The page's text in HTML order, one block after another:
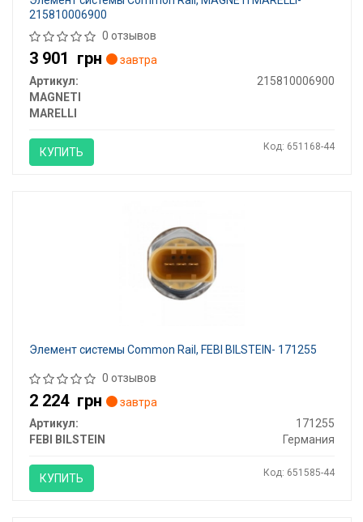
215810006900
0 отзывов
3 901 грн
завтра
Артикул:
215810006900
MAGNETI
MARELLI
КУПИТЬ Код: 651168-44
Элемент системы Common Rail, FEBI BILSTEIN- 171255
0 отзывов
2 224 грн
завтра
Артикул:
171255
FEBI BILSTEIN
Германия
КУПИТЬ Код: 651585-44